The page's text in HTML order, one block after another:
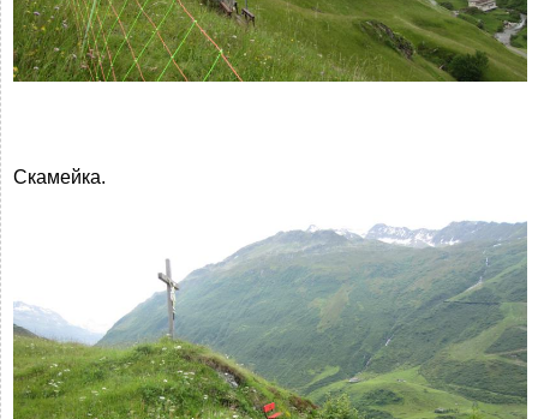
Скамейка.